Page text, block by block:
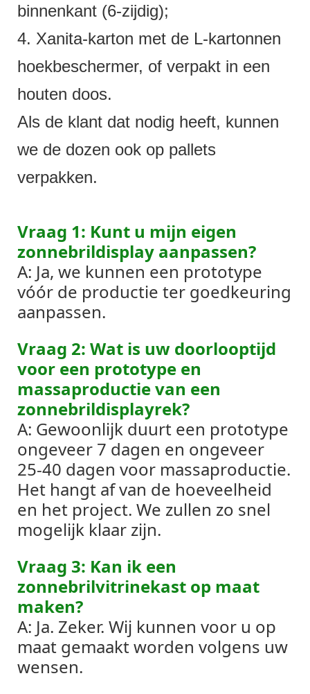
binnenkant (6-zijdig);
4. Xanita-karton met de L-kartonnen
hoekbeschermer, of verpakt in een
houten doos.
Als de klant dat nodig heeft, kunnen
we de dozen ook op pallets
verpakken.
Vraag 1: Kunt u mijn eigen
zonnebrildisplay aanpassen?
A: Ja, we kunnen een prototype
vóór de productie ter goedkeuring
aanpassen.
Vraag 2: Wat is uw doorlooptijd
voor een prototype en
massaproductie van een
zonnebrildisplayrek?
A: Gewoonlijk duurt een prototype
ongeveer 7 dagen en ongeveer
25-40 dagen voor massaproductie.
Het hangt af van de hoeveelheid
en het project. We zullen zo snel
mogelijk klaar zijn.
Vraag 3: Kan ik een
zonnebrilvitrinekast op maat
maken?
A: Ja. Zeker. Wij kunnen voor u op
maat gemaakt worden volgens uw
wensen.